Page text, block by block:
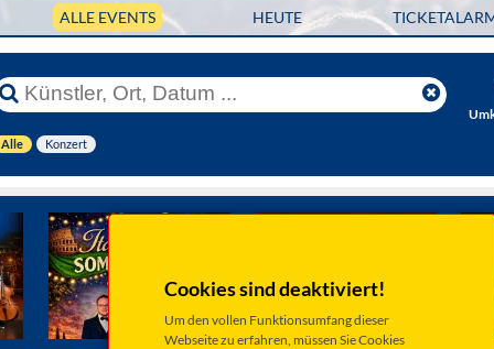
ALLE EVENTS HEUTE
Alle Konzert
Cookies sind deaktiviert!
Um den vollen Funktionsumfang dieser
Webseite zu erfahren, müssen Sie Cookies